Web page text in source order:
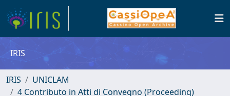
IRIS
IRIS
UNICLAM
4 Contributo in Atti di Convegno (Proceeding)